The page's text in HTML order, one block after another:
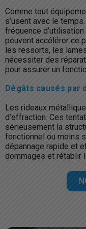
Comme tout
s’usent avec le
fréquence
peuvent accélérer ce
les ressorts, les
nécessiter des
pour assurer un
Dégâts causés
Les rideaux
d’effraction. Ces
sérieusement la
fonctionnel ou moins
dépannage rapide et
dommages et rétablir